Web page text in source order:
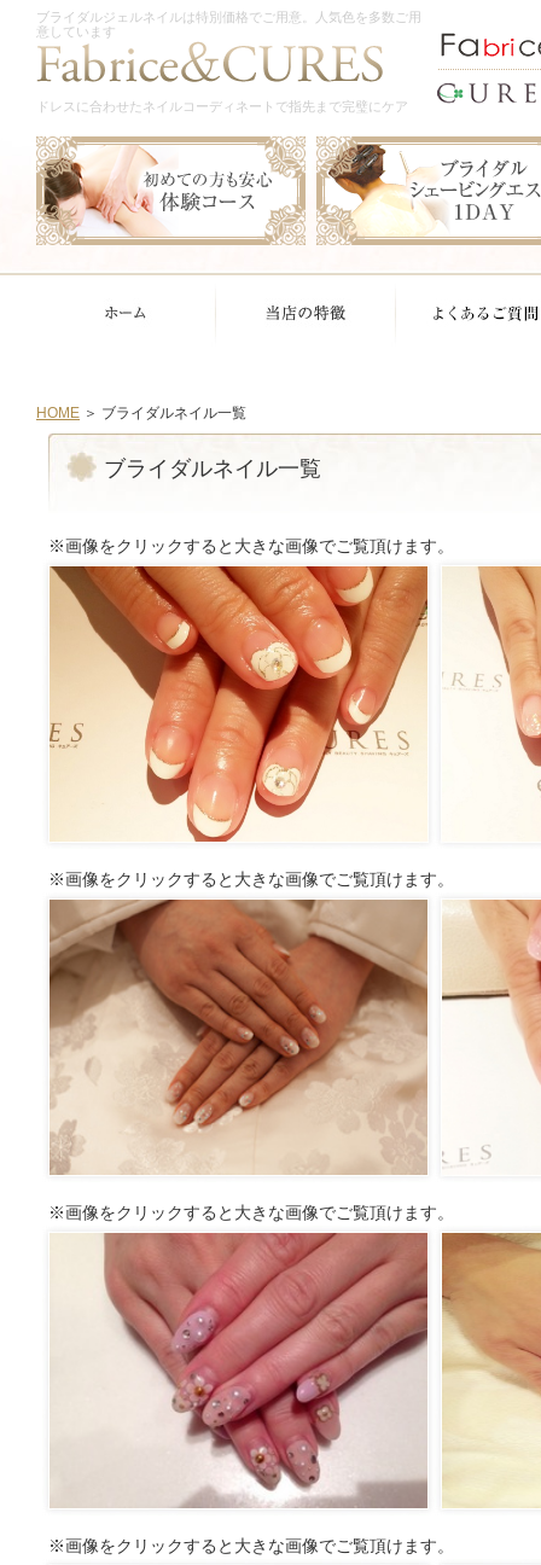
ブライダルジェルネイルは特別価格でご用意。人気色を多数ご用
意しています
ドレスに合わせたネイルコーディネートで指先まで完璧にケア
HOME ＞ ブライダルネイル一覧
ブライダルネイル一覧
※画像をクリックすると大きな画像でご覧頂けます。
※画像をクリックすると大きな画像でご覧頂けます。
※画像をクリックすると大きな画像でご覧頂けます。
※画像をクリックすると大きな画像でご覧頂けます。